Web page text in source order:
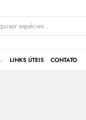
LINKS ÚTEIS CONTATO